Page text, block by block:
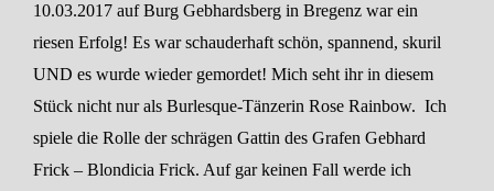
10.03.2017 auf Burg Gebhardsberg in Bregenz war ein
riesen Erfolg! Es war schauderhaft schön, spannend, skuril
UND es wurde wieder gemordet! Mich seht ihr in diesem
Stück nicht nur als Burlesque-Tänzerin Rose Rainbow. Ich
spiele die Rolle der schrägen Gattin des Grafen Gebhard
Frick – Blondicia Frick. Auf gar keinen Fall werde ich